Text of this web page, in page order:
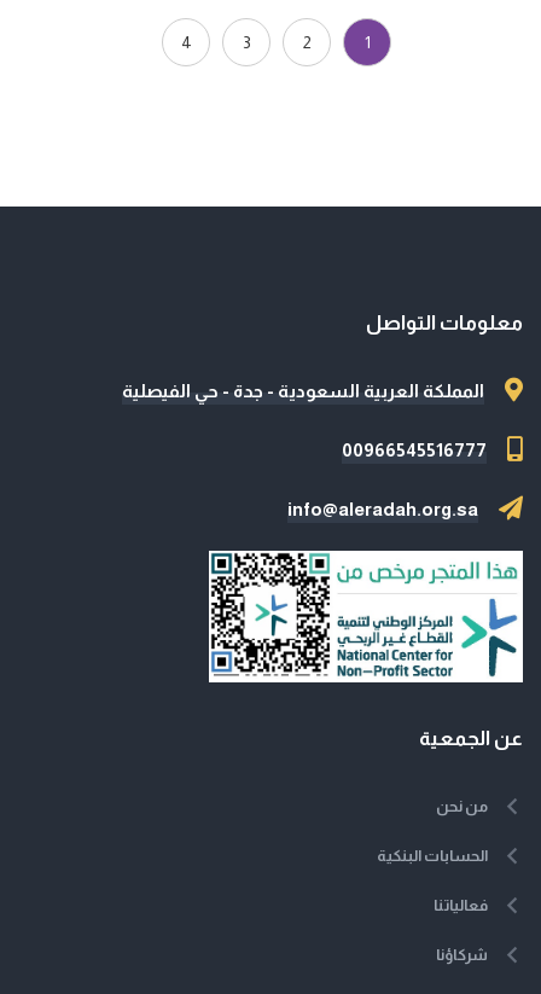
1
2
3
4
معلومات التواصل
المملكة العربية السعودية - جدة - حي الفيصلية
00966545516777
info@aleradah.org.sa
عن الجمعية
من نحن
الحسابات البنكية
فعالياتنا
شركاؤنا